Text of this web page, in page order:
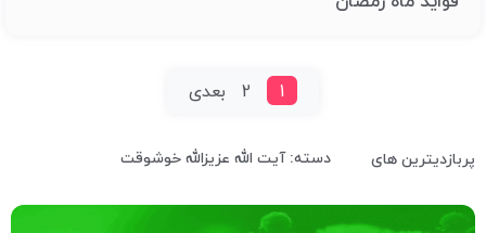
بعدی
پربازدیترین های دسته: آیت الله عزیزالله خوشوقت